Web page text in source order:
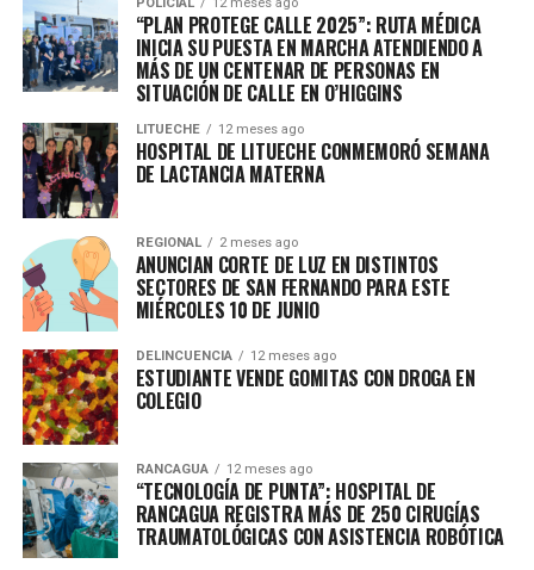
“PLAN PROTEGE CALLE 2025”: RUTA MÉDICA
INICIA SU PUESTA EN MARCHA ATENDIENDO A
MÁS DE UN CENTENAR DE PERSONAS EN
SITUACIÓN DE CALLE EN O’HIGGINS
LITUECHE 12 meses ago
HOSPITAL DE LITUECHE CONMEMORÓ SEMANA
DE LACTANCIA MATERNA
REGIONAL 2 meses ago
ANUNCIAN CORTE DE LUZ EN DISTINTOS
SECTORES DE SAN FERNANDO PARA ESTE
MIÉRCOLES 10 DE JUNIO
DELINCUENCIA 12 meses ago
ESTUDIANTE VENDE GOMITAS CON DROGA EN
COLEGIO
RANCAGUA 12 meses ago
“TECNOLOGÍA DE PUNTA”: HOSPITAL DE
RANCAGUA REGISTRA MÁS DE 250 CIRUGÍAS
TRAUMATOLÓGICAS CON ASISTENCIA ROBÓTICA